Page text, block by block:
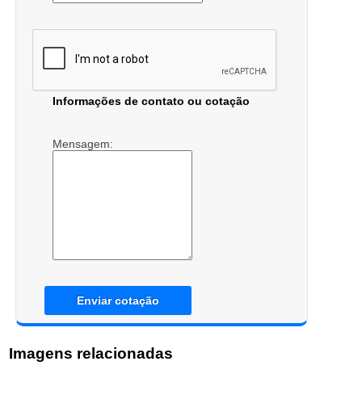
Informações de contato ou cotação
Mensagem:
Enviar cotação
Imagens relacionadas